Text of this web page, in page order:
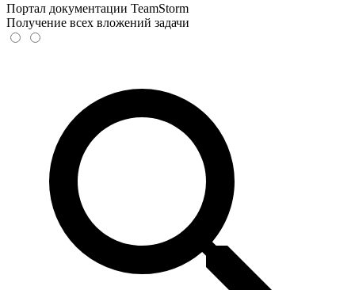
Портал документации TeamStorm
Получение всех вложений задачи